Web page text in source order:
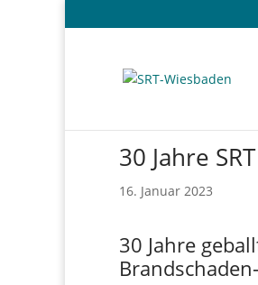
30 Jahre
16. Januar 2023
30 Jahre